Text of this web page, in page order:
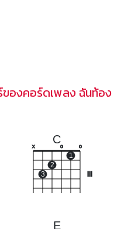
องคอร์ดเพลง ฉันท้อง
C
x
3
2
o
1
o
E